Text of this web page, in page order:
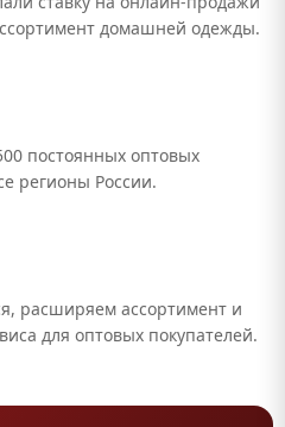
домашней одежды.
постоянных оптовых
регионы России.
расширяем ассортимент и
для оптовых покупателей.